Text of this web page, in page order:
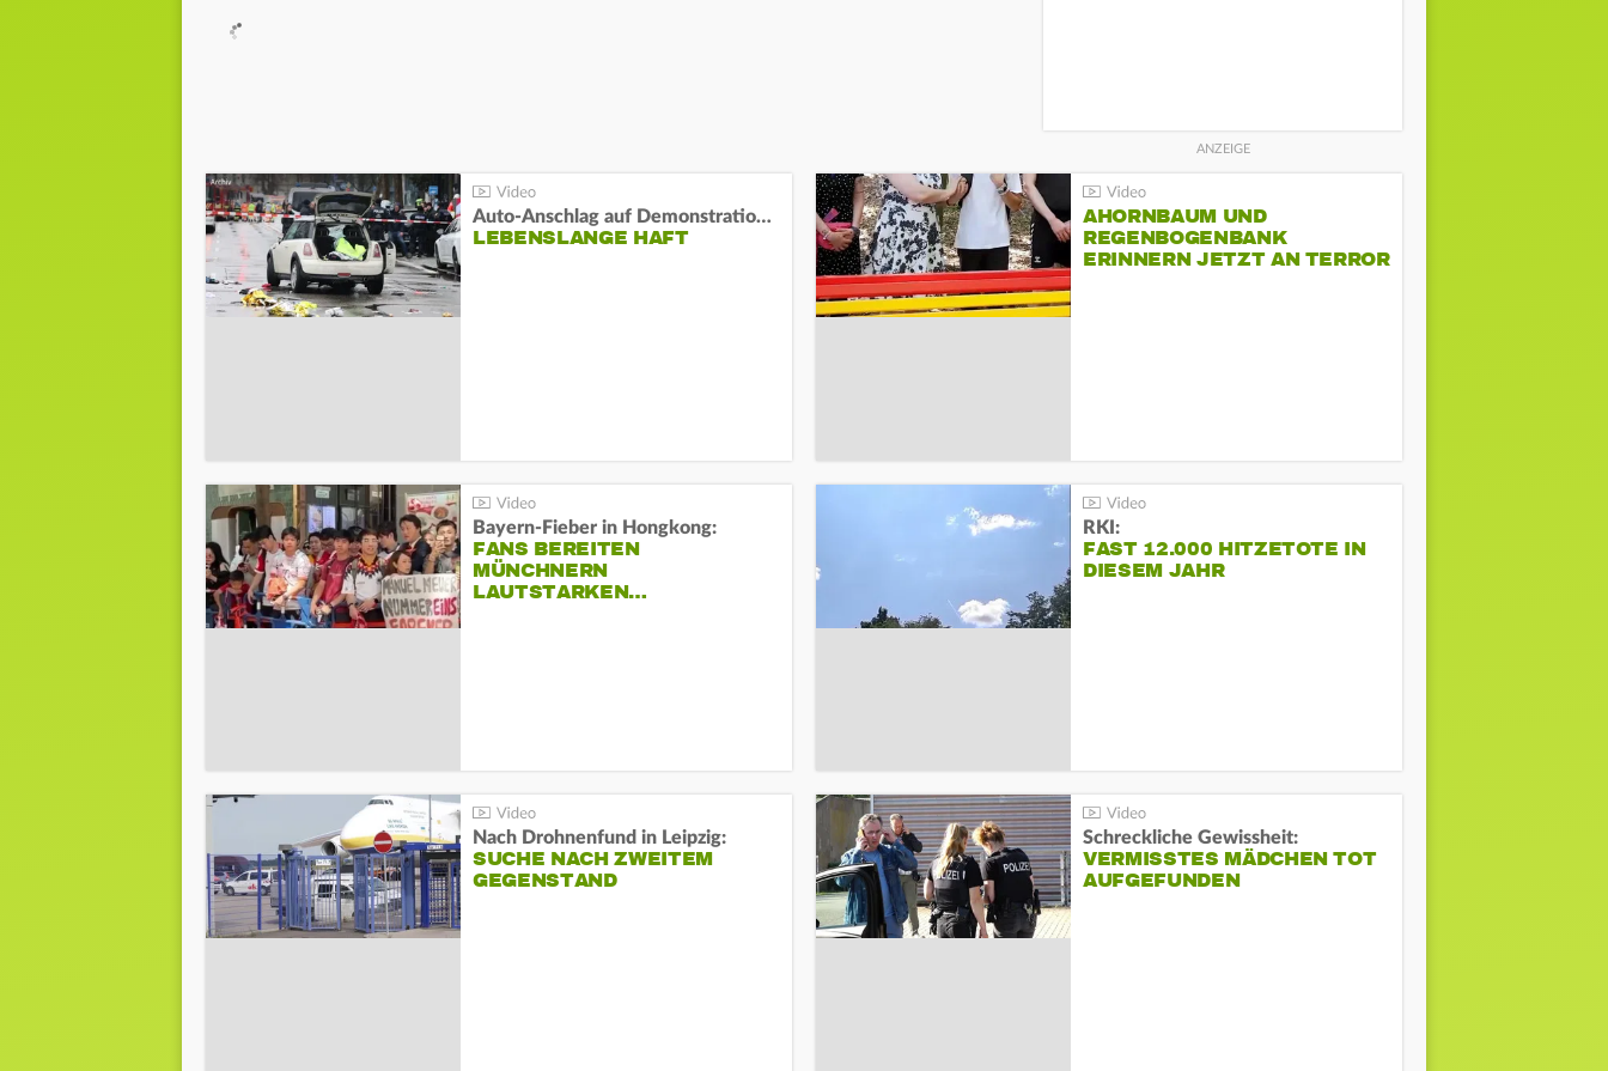
Auto-Anschlag auf Demonstration in München:
LEBENSLANGE HAFT
AHORNBAUM UND
REGENBOGENBANK
ERINNERN JETZT AN TERROR
Bayern-Fieber in Hongkong:
FANS BEREITEN
MÜNCHNERN
LAUTSTARKEN…
RKI:
FAST 12.000 HITZETOTE IN
DIESEM JAHR
Nach Drohnenfund in Leipzig:
SUCHE NACH ZWEITEM
GEGENSTAND
Schreckliche Gewissheit:
VERMISSTES MÄDCHEN TOT
AUFGEFUNDEN